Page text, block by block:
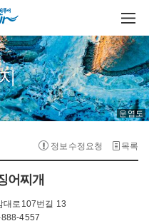
주
메
뉴
열
기
운염도
정보수정요청 목록
어찌개
대로107번길 13
4557